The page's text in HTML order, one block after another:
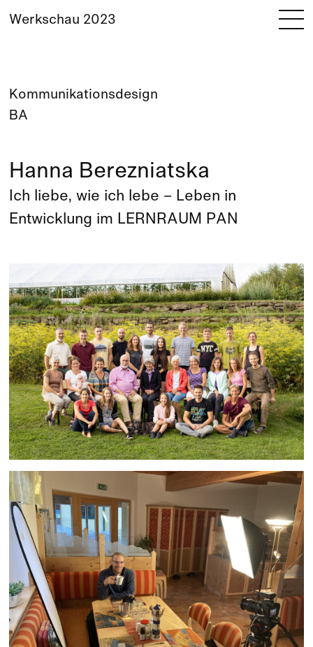
Werkschau 2023
Kommunikationsdesign
BA
Hanna Berezniatska
Ich liebe, wie ich lebe – Leben in
Entwicklung im LERNRAUM PAN